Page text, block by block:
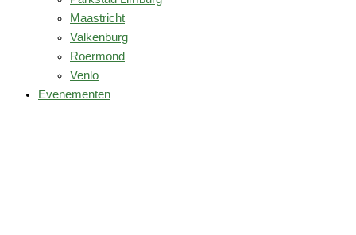
Maastricht
Valkenburg
Roermond
Venlo
Evenementen